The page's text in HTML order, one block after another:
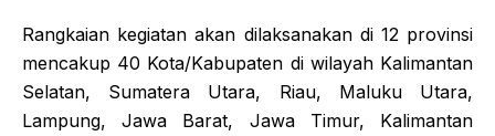
Rangkaian kegiatan akan dilaksanakan di 12 provinsi
mencakup 40 Kota/Kabupaten di wilayah Kalimantan
Selatan, Sumatera Utara, Riau, Maluku Utara,
Lampung, Jawa Barat, Jawa Timur, Kalimantan